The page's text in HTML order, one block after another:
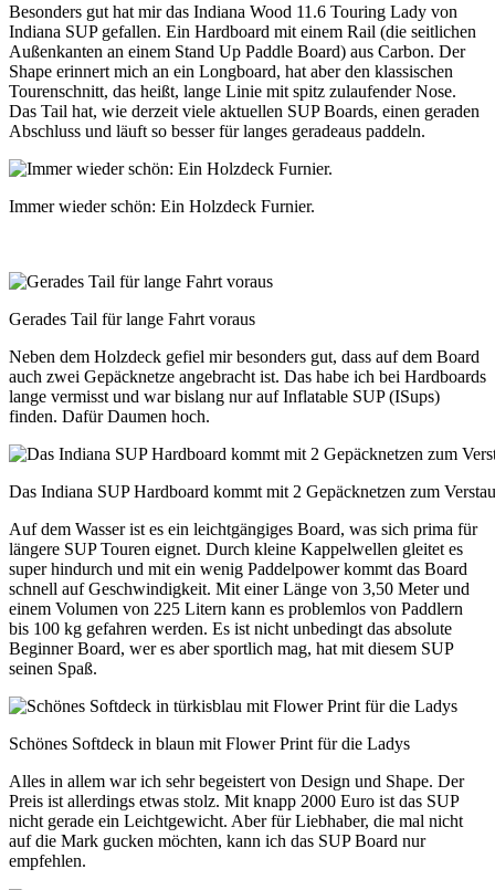
Besonders gut hat mir das Indiana Wood 11.6 Touring Lady von
Indiana SUP gefallen. Ein Hardboard mit einem Rail (die seitlichen
Außenkanten an einem Stand Up Paddle Board) aus Carbon. Der
Shape erinnert mich an ein Longboard, hat aber den klassischen
Tourenschnitt, das heißt, lange Linie mit spitz zulaufender Nose.
Das Tail hat, wie derzeit viele aktuellen SUP Boards, einen geraden
Abschluss und läuft so besser für langes geradeaus paddeln.
Immer wieder schön: Ein Holzdeck Furnier.
Gerades Tail für lange Fahrt voraus
Neben dem Holzdeck gefiel mir besonders gut, dass auf dem Board
auch zwei Gepäcknetze angebracht ist. Das habe ich bei Hardboards
lange vermisst und war bislang nur auf Inflatable SUP (ISups)
finden. Dafür Daumen hoch.
Das Indiana SUP Hardboard kommt mit 2 Gepäcknetzen zum
Auf dem Wasser ist es ein leichtgängiges Board, was sich prima für
längere SUP Touren eignet. Durch kleine Kappelwellen gleitet es
super hindurch und mit ein wenig Paddelpower kommt das Board
schnell auf Geschwindigkeit. Mit einer Länge von 3,50 Meter und
einem Volumen von 225 Litern kann es problemlos von Paddlern
bis 100 kg gefahren werden. Es ist nicht unbedingt das absolute
Beginner Board, wer es aber sportlich mag, hat mit diesem SUP
seinen Spaß.
Schönes Softdeck in blaun mit Flower Print für die Ladys
Alles in allem war ich sehr begeistert von Design und Shape. Der
Preis ist allerdings etwas stolz. Mit knapp 2000 Euro ist das SUP
nicht gerade ein Leichtgewicht. Aber für Liebhaber, die mal nicht
auf die Mark gucken möchten, kann ich das SUP Board nur
empfehlen.